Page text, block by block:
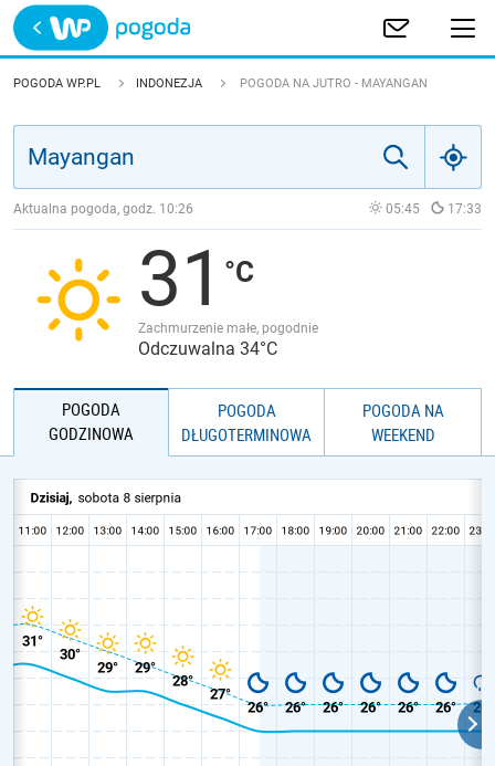
Trwa ładowanie
POLSKA
JAKOŚĆ POWIETRZA
POGODA WP.PL INDONEZJA POGODA NA JUTRO - MAYANGAN
Aktualna pogoda, godz. 10:26 05:45 17:33
31
Zachmurzenie małe, pogodnie
Odczuwalna 34°C
POGODA
GODZINOWA
POGODA
DŁUGOTERMINOWA
POGODA NA
WEEKEND